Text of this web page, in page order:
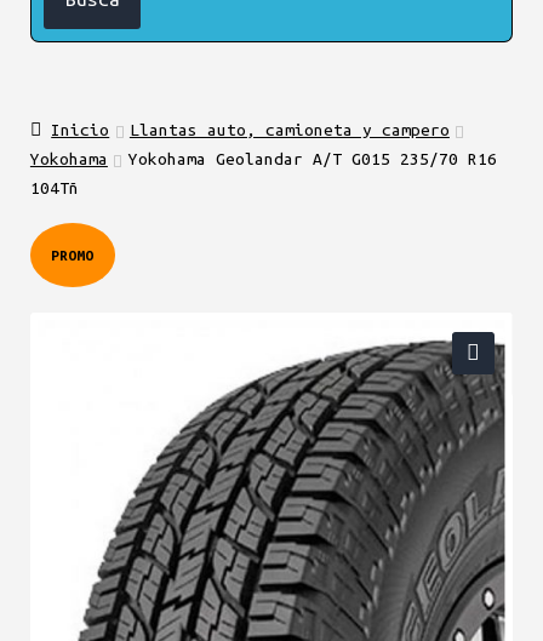
Inicio
Llantas auto, camioneta y campero
Yokohama
Yokohama Geolandar A/T G015 235/70 R16
104Tñ
PROMO
🔍